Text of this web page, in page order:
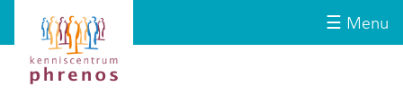
☰ Menu
Kenniscentrum
Phrenos
website